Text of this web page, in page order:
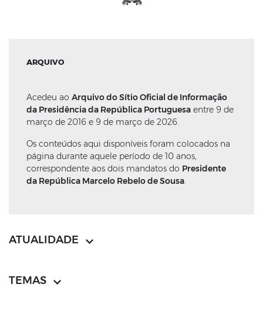
ARQUIVO
Acedeu ao Arquivo do Sítio Oficial de Informação
da Presidência da República Portuguesa entre 9 de
março de 2016 e 9 de março de 2026.
Os conteúdos aqui disponíveis foram colocados na
página durante aquele período de 10 anos,
correspondente aos dois mandatos do Presidente
da República Marcelo Rebelo de Sousa.
ATUALIDADE
TEMAS